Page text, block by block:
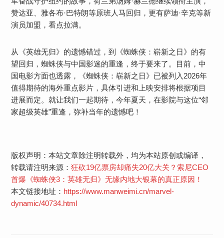
赞达亚、雅各布·巴特朗等原班人马回归，更有萨迪·辛克等新
演员加盟，看点拉满。
从《英雄无归》的遗憾错过，到《蜘蛛侠：崭新之日》的有
望回归，蜘蛛侠与中国影迷的重逢，终于要来了。目前，中
国电影方面也透露，《蜘蛛侠：崭新之日》已被列入2026年
值得期待的海外重点影片，具体引进和上映安排将根据项目
进展而定。就让我们一起期待，今年夏天，在影院与这位“邻
家超级英雄”重逢，弥补当年的遗憾吧！
版权声明：本站文章除注明转载外，均为本站原创或编译，
转载请注明来源： 狂砍19亿票房却痛失20亿大关？索尼CEO
首爆《蜘蛛侠3：英雄无归》无缘内地大银幕的真正原因！
本文链接地址： https://www.manweimi.cn/marvel-
dynamic/40734.html